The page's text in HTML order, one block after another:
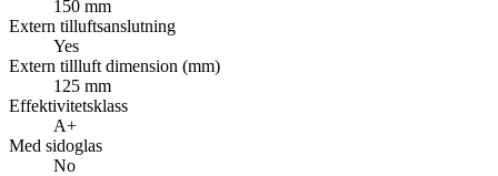
150 mm
Extern tilluftsanslutning
Yes
Extern tillluft dimension (mm)
125 mm
Effektivitetsklass
A+
Med sidoglas
No